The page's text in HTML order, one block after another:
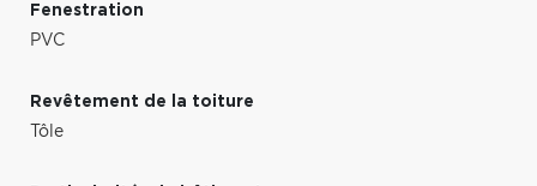
Fenestration
PVC
Revêtement de la toiture
Tôle